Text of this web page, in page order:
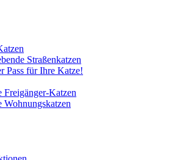
Straßenkatzen
Pass für Ihre Katze!
Freigänger-Katzen
Wohnungskatzen